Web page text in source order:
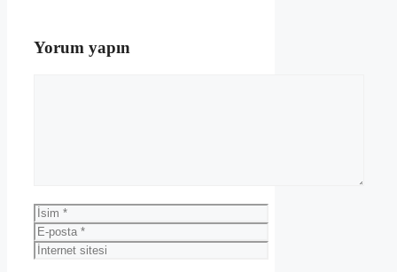
Yorum yapın
İsim
E-
posta
İnternet
sitesi